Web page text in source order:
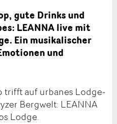
gute Drinks und
LEANNA live mit
Ein musikalischer
und
trifft auf urbanes Lodge-
Bergwelt: LEANNA
Lodge.